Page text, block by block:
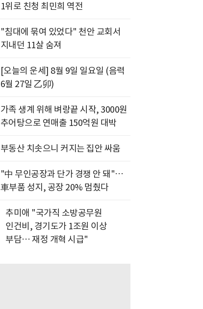
1위로 친청 최민희 역전
"침대에 묶여 있었다" 천안 교회서
지내던 11살 숨져
[오늘의 운세] 8월 9일 일요일 (음력
6월 27일 乙卯)
가족 생계 위해 벼랑끝 시작, 3000원
추어탕으로 연매출 150억원 대박
부동산 치솟으니 커지는 집안 싸움
"中 무인공장과 단가 경쟁 안 돼"…
車부품 성지, 공장 20% 멈췄다
추미애 "국가직 소방공무원
인건비, 경기도가 1조원 이상
부담… 재정 개혁 시급"